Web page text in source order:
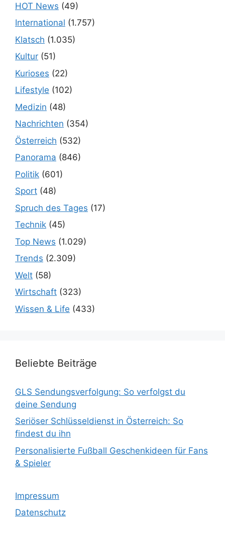
HOT News (49)
International (1.757)
Klatsch (1.035)
Kultur (51)
Kurioses (22)
Lifestyle (102)
Medizin (48)
Nachrichten (354)
Österreich (532)
Panorama (846)
Politik (601)
Sport (48)
Spruch des Tages (17)
Technik (45)
Top News (1.029)
Trends (2.309)
Welt (58)
Wirtschaft (323)
Wissen & Life (433)
Beliebte Beiträge
GLS Sendungsverfolgung: So verfolgst du
deine Sendung
Seriöser Schlüsseldienst in Österreich: So
findest du ihn
Personalisierte Fußball Geschenkideen für Fans
& Spieler
Impressum
Datenschutz